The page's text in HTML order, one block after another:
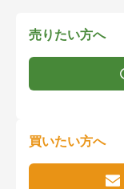
売りたい方へ
買いたい方へ